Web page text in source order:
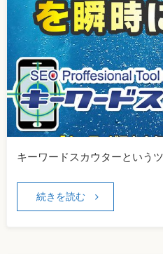
キーワードスカウターという
続きを読む